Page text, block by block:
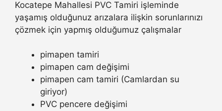
Kocatepe Mahallesi PVC Tamiri işleminde
yaşamış olduğunuz arızalara ilişkin sorunlarınızı
çözmek için yapmış olduğumuz çalışmalar
pimapen tamiri
pimapen cam değişimi
pimapen cam tamiri (Camlardan su
giriyor)
PVC pencere değişimi